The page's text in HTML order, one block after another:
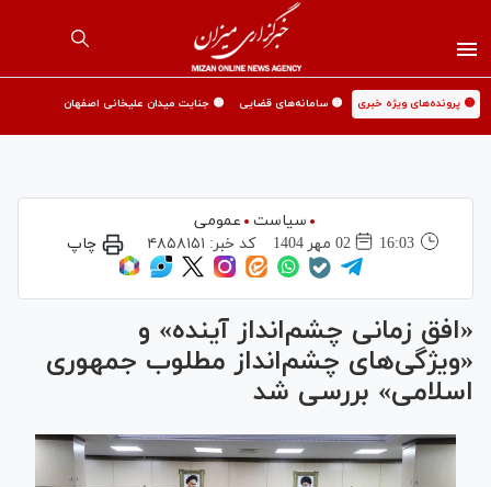
🟡 پرونده‌های ویژه خبری 🟡 سامانه‌های قضایی 🟡 جنایت میدان علیخانی اصفهان
سیاست
عمومی
16:03
02 مهر 1404 کد خبر: ۴۸۵۸۱۵۱ چاپ
«افق زمانی چشم‌انداز آینده» و
«ویژگی‌های چشم‌انداز مطلوب جمهوری
اسلامی» بررسی شد